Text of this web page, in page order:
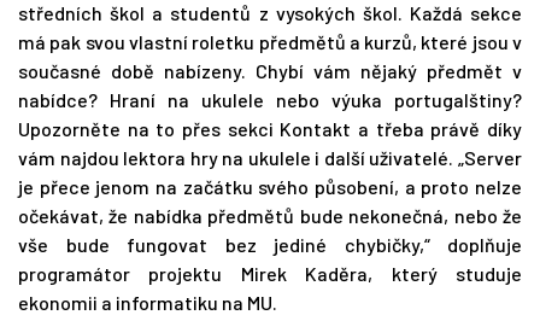
středních škol a studentů z vysokých škol. Každá sekce
má pak svou vlastní roletku předmětů a kurzů, které jsou v
současné době nabízeny. Chybí vám nějaký předmět v
nabídce? Hraní na ukulele nebo výuka portugalštiny?
Upozorněte na to přes sekci Kontakt a třeba právě díky
vám najdou lektora hry na ukulele i další uživatelé. „Server
je přece jenom na začátku svého působení, a proto nelze
očekávat, že nabídka předmětů bude nekonečná, nebo že
vše bude fungovat bez jediné chybičky,“ doplňuje
programátor projektu Mirek Kaděra, který studuje
ekonomii a informatiku na MU.